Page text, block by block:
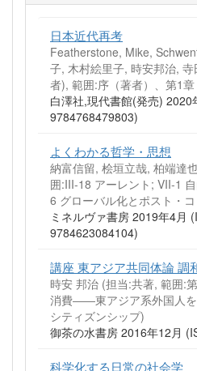
日本近代再考
Featherstone, Mike,
子, 木村絵里子, 時安邦治,
者), 範囲:序（著者）、第1
白澤社,現代書館(発売) 2020
9784768479803)
よくわかる哲学・思想
納富信留, 桧垣立哉, 柏端達
囲:III-18 アーレント; VII-1
6 グローバル化とポスト・
ミネルヴァ書房 2019年4月
9784623084104)
講座 東アジア共同体論 調
時安 邦治 (担当:共著, 範囲:
消費――東アジア系外国人
シティズンシップ)
御茶の水書房 2016年12月
科学化する日常の社会学